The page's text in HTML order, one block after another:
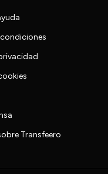
Transfeero